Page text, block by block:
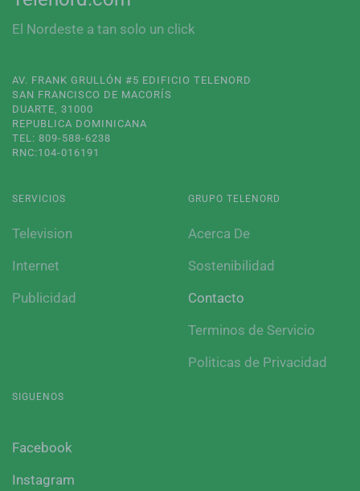
El Nordeste a tan solo un click
AV. FRANK GRULLÓN #5 EDIFICIO TELENORD
SAN FRANCISCO DE MACORÍS
DUARTE, 31000
REPUBLICA DOMINICANA
TEL: 809-588-6238
RNC:104-016191
SERVICIOS
Television
Internet
Publicidad
GRUPO TELENORD
Acerca De
Sostenibilidad
Contacto
Terminos de Servicio
Politicas de Privacidad
SIGUENOS
Facebook
Instagram